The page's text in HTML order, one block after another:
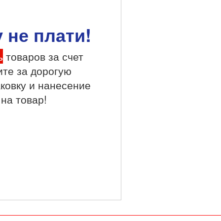
не плати!
товаров за счет
за дорогую
и нанесение
товар!